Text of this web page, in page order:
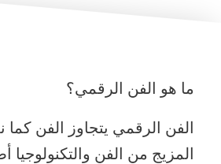
ما هو الفن الرقمي؟
الفن الرقمي يتجاوز الفن كما
المزيج من الفن والتكنولوجيا